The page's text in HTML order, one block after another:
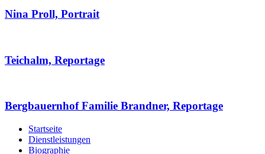
Nina Proll, Portrait
Teichalm, Reportage
Bergbauernhof Familie Brandner, Reportage
Startseite
Dienstleistungen
Biographie